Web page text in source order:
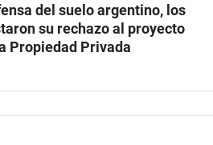
del suelo argentino, los
su rechazo al proyecto
Propiedad Privada